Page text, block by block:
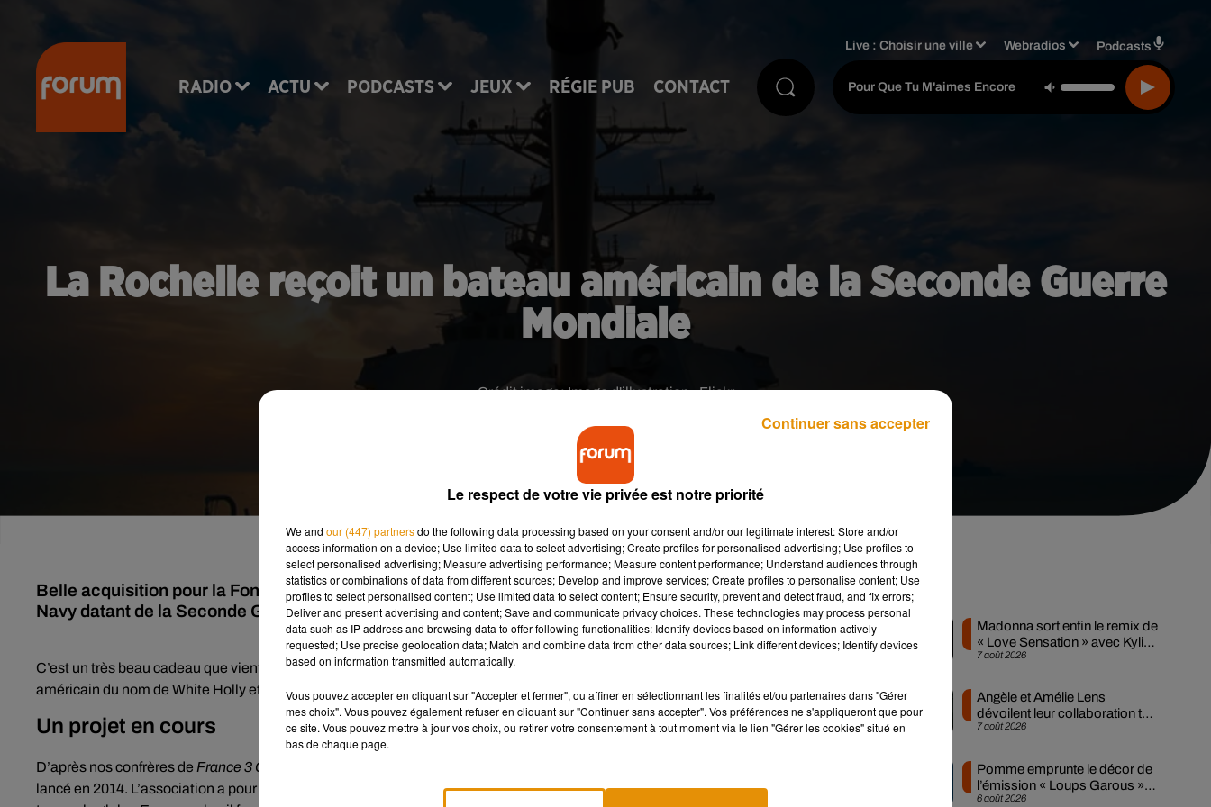
RADIO ACTU PODCASTS JEUX RÉGIE PUB CONTACT
Live :Choisir une ville Webradios Podcasts
Pour Que Tu M'aimes Encore Celine Dion
La Rochelle reçoit un bateau américain de la Seconde Guerre
Mondiale
Crédit image:Image d'illustration - Flickr
Belle acquisition pour la Fondation Vélox de La Rochelle. Elle vient de recevoir un bateau de l'US
Navy datant de la Seconde Guerre Mondiale.
C’est un très beau cadeau que vient d’offrir un américain à la Fondation Vélox de La Rochelle récemment. Un bateau
américain du nom de White Holly et qui appartenait à l’US Navy lors de la Seconde Guerre Mondiale, leur a été remis.
Un projet en cours
D’après nos confrères de France 3 Centre-Val de Loire
lancé en 2014. L’association a pour objectif de mettre en place un laboratoire sur l’eau pour se consacrer à des missions à
Musique
7 août 2026
Madonna sort enfin le remix de
« Love Sensation » avec Kylie
Minogue
7 août 2026
Angèle et Amélie Lens
dévoilent leur collaboration tant
attendue
6 août 2026
Pomme emprunte le décor de
l’émission « Loups Garous »
pour son...
Le respect de votre vie privée est notre priorité
We and our (447) partnersdo the following data processing based on your consent and/or our legitimate interest: Store and/or
access information on a device; Use limited data to select advertising; Create profiles for personalised advertising; Use profiles to
select personalised advertising; Measure advertising performance; Measure content performance; Understand audiences through
statistics or combinations of data from different sources; Develop and improve services; Create profiles to personalise content; Use
profiles to select personalised content; Use limited data to select content; Ensure security, prevent and detect fraud, and fix errors;
Deliver and present advertising and content; Save and communicate privacy choices. These technologies may process personal
data such as IP address and browsing data to offer following functionalities: Identify devices based on information actively
requested; Use precise geolocation data; Match and combine data from other data sources; Link different devices; Identify devices
based on information transmitted automatically.
Vous pouvez accepter en cliquant sur "Accepter et fermer", ou affiner en sélectionnant les finalités et/ou partenaires dans "Gérer
mes choix". Vous pouvez également refuser en cliquant sur "Continuer sans accepter". Vos préférences ne s'appliqueront que pour
ce site. Vous pouvez mettre à jour vos choix, ou retirer votre consentement à tout moment via le lien "Gérer les cookies" situé en
bas de chaque page.
Continuer sans accepter